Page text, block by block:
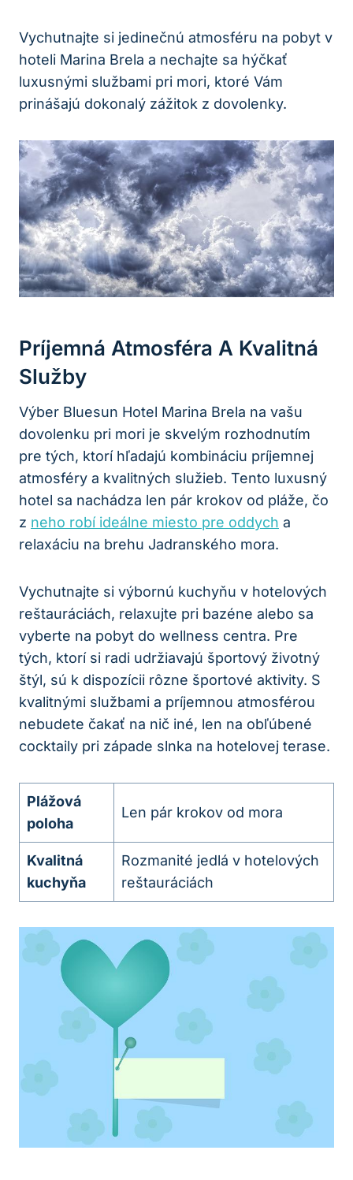
Vychutnajte si jedinečnú atmosféru na pobyt v
hoteli Marina Brela a nechajte sa hýčkať
luxusnými službami pri mori, ktoré Vám
prinášajú dokonalý zážitok z dovolenky.
Príjemná Atmosféra A Kvalitná
Služby
Výber Bluesun Hotel Marina Brela na vašu
dovolenku pri mori je skvelým rozhodnutím
pre tých, ktorí hľadajú kombináciu príjemnej
atmosféry a kvalitných služieb. Tento luxusný
hotel sa nachádza len pár krokov od pláže, čo
z neho robí ideálne miesto pre oddych a
relaxáciu na brehu Jadranského mora.
Vychutnajte si výbornú kuchyňu v hotelových
reštauráciách, relaxujte pri bazéne alebo sa
vyberte na pobyt do wellness centra. Pre
tých, ktorí si radi udržiavajú športový životný
štýl, sú k dispozícii rôzne športové aktivity. S
kvalitnými službami a príjemnou atmosférou
nebudete čakať na nič iné, len na obľúbené
cocktaily pri západe slnka na hotelovej terase.
Plážová
poloha
Len pár krokov od mora
Kvalitná
kuchyňa
Rozmanité jedlá v hotelových
reštauráciách